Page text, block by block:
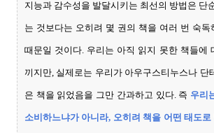
지능과 감수성을 발달시키는 최선의 방법은 단
는 것보다는 오히려 몇 권의 책을 여러 번 숙독
때문일 것이다. 우리는 아직 읽지 못한 책들에
끼지만, 실제로는 우리가 아우구스티누스나 단
은 책을 읽었음을 그만 간과하고 있다. 즉 우리
소비하느냐가 아니라, 오히려 책을 어떤 태도